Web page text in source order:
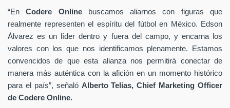
“EnCodere Onlinebuscamos aliarnos con figuras que
realmente representen el espíritu del fútbol en México. Edson
Álvarez es un líder dentro y fuera del campo, y encarna los
valores con los que nos identificamos plenamente. Estamos
convencidos de que esta alianza nos permitirá conectar de
manera más auténtica con la afición en un momento histórico
para el país”, señaló Alberto Telias,Chief Marketing Officer
de Codere Online.